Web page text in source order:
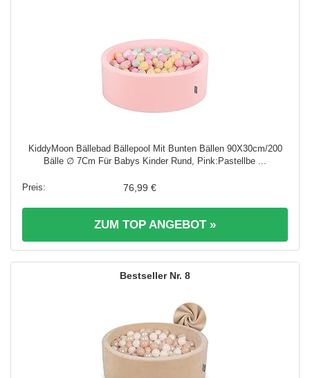
KiddyMoon Bällebad Bällepool Mit Bunten Bällen 90X30cm/200
Bälle ∅ 7Cm Für Babys Kinder Rund, Pink:Pastellbe ...
76,99 €
ZUM TOP ANGEBOT »
8